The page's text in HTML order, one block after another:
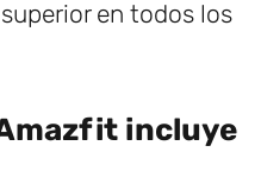
en todos los
incluye